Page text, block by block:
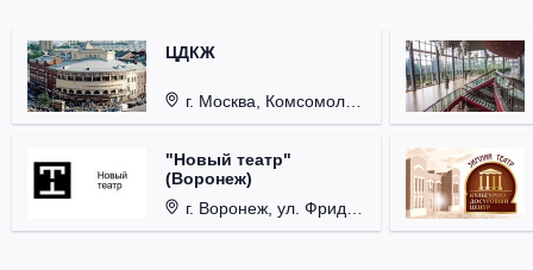
ЦДКЖ
г. Москва, Комсомольская пл., д. 4.
"Новый театр"
(Воронеж)
г. Воронеж, ул. Фридриха Энгельса, д. 60.